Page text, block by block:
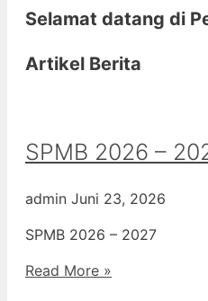
Selamat datang di
Artikel Berita
SPMB 2026 –
admin Juni 23, 2026
SPMB 2026 – 2027
Read More »